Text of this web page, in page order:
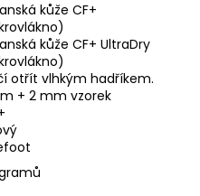
kůže CF+
kůže CF+ UltraDry
otřít vlhkým hadříkem.
+ 2 mm vzorek